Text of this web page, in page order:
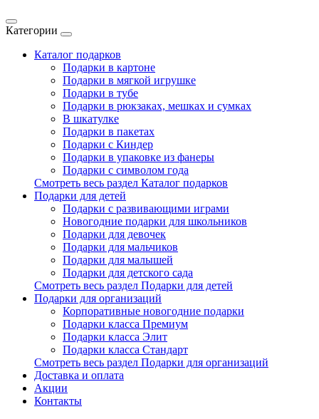
Категории
Каталог подарков
Подарки в картоне
Подарки в мягкой игрушке
Подарки в тубе
Подарки в рюкзаках, мешках и сумках
В шкатулке
Подарки в пакетах
Подарки с Киндер
Подарки в упаковке из фанеры
Подарки с символом года
Смотреть весь раздел Каталог подарков
Подарки для детей
Подарки с развивающими играми
Новогодние подарки для школьников
Подарки для девочек
Подарки для мальчиков
Подарки для малышей
Подарки для детского сада
Смотреть весь раздел Подарки для детей
Подарки для организаций
Корпоративные новогодние подарки
Подарки класса Премиум
Подарки класса Элит
Подарки класса Стандарт
Смотреть весь раздел Подарки для организаций
Доставка и оплата
Акции
Контакты